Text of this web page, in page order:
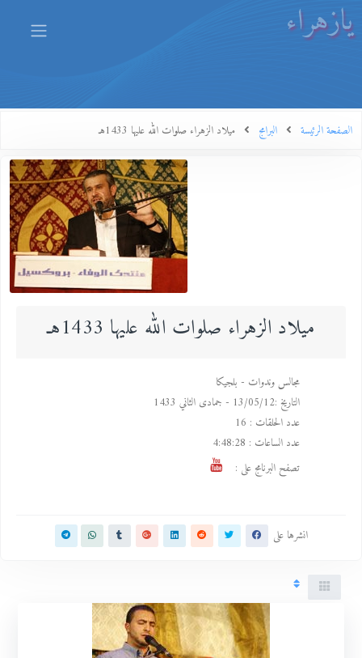
يازهراء
الصفحة الرئيسة البرامج ميلاد الزهراء صلوات الله عليها 1433هـ
ميلاد الزهراء صلوات الله عليها 1433هـ
مجالس وندوات - بلجيكا
التاريخ : 13/05/12 -
جمادى الثاني 1433
عدد الحلقات : 16
عدد الساعات : 4:48:28
تصفح البرنامج على :
انشرها على